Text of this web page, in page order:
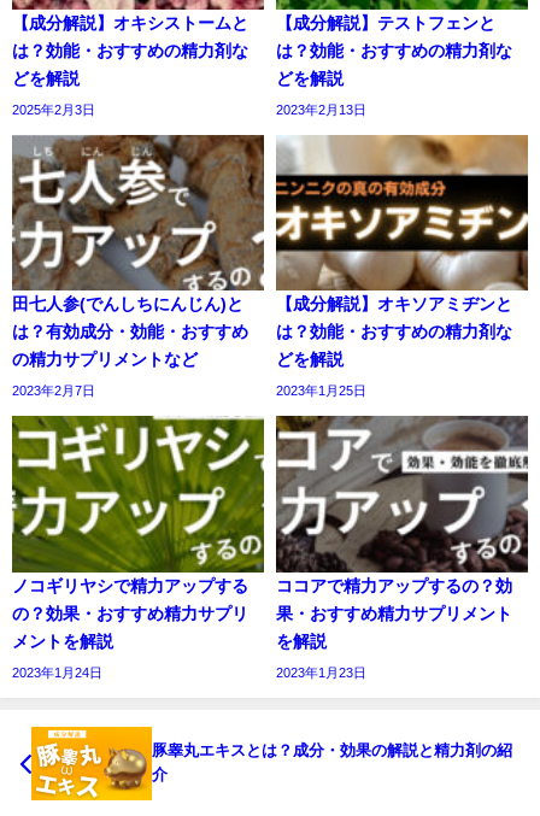
【成分解説】オキシストームと
は？効能・おすすめの精力剤な
どを解説
2025年2月3日
【成分解説】テストフェンと
は？効能・おすすめの精力剤な
どを解説
2023年2月13日
田七人参(でんしちにんじん)と
は？有効成分・効能・おすすめ
の精力サプリメントなど
2023年2月7日
【成分解説】オキソアミヂンと
は？効能・おすすめの精力剤な
どを解説
2023年1月25日
ノコギリヤシで精力アップする
の？効果・おすすめ精力サプリ
メントを解説
2023年1月24日
ココアで精力アップするの？効
果・おすすめ精力サプリメント
を解説
2023年1月23日
豚睾丸エキスとは？成分・効果の解説と精力剤の紹
介